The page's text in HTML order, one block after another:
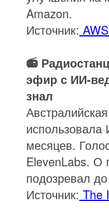
Amazon.
Источник:
📻
эфир с ИИ-
знал
месяцев.
ElevenLabs. О
подозревал
Источник: The